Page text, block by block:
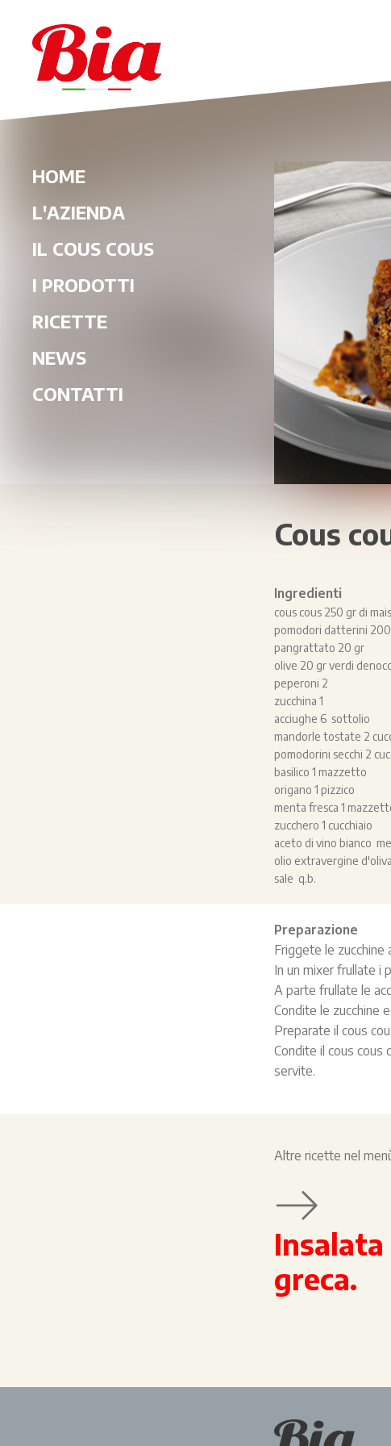
HOME
L'AZIENDA
IL COUS COUS
I PRODOTTI
RICETTE
NEWS
CONTATTI
Cous
Ingredienti
cous cous 250 gr di
pomodori datterini
pangrattato 20 gr
olive 20 gr verdi
peperoni 2
zucchina 1
acciughe 6 sottolio
mandorle tostate 2
pomodorini secchi 2
basilico 1 mazzetto
origano 1 pizzico
menta fresca 1
zucchero 1 cucchiaio
aceto di vino bianco
olio extravergine
sale q.b.
Preparazione
Friggete le
In un mixer frullate i
A parte frullate le
Condite le zucchine
Preparate il cous
Condite il cous cous
servite.
Altre ricette nel
Insalata
greca.